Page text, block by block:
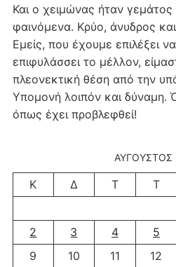
Και ο χειμώνας ήταν γεμάτος
φαινόμενα. Κρύο, άνυδρος
Εμείς, που έχουμε επιλέξει
επιφυλάσσει το μέλλον,
πλεονεκτική θέση από την
Υπομονή λοιπόν και δύναμη.
όπως έχει προβλεφθεί!
ΑΎΓΟΥΣΤΟΣ
Κ Δ Τ Τ
2
3 4 5
9
10 11 12